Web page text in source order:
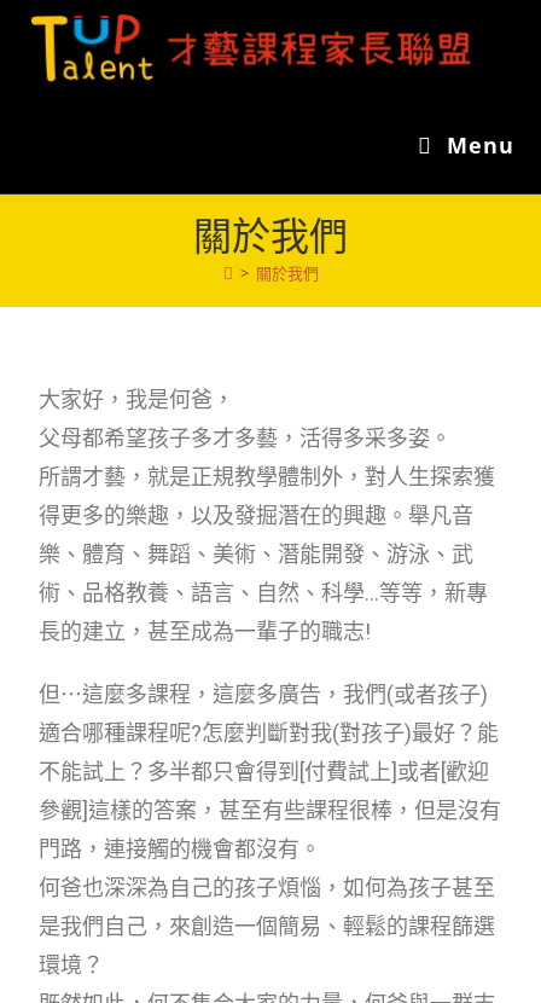
Menu
關於我們
> 關於我們
大家好，我是何爸，
父母都希望孩子多才多藝，活得多采多姿。
所謂才藝，就是正規教學體制外，對人生探索獲
得更多的樂趣，以及發掘潛在的興趣。舉凡音
樂、體育、舞蹈、美術、潛能開發、游泳、武
術、品格教養、語言、自然、科學…等等，新專
長的建立，甚至成為一輩子的職志!
但⋯這麼多課程，這麼多廣告，我們(或者孩子)
適合哪種課程呢?怎麼判斷對我(對孩子)最好？能
不能試上？多半都只會得到[付費試上]或者[歡迎
參觀]這樣的答案，甚至有些課程很棒，但是沒有
門路，連接觸的機會都沒有。
何爸也深深為自己的孩子煩惱，如何為孩子甚至
是我們自己，來創造一個簡易、輕鬆的課程篩選
環境？